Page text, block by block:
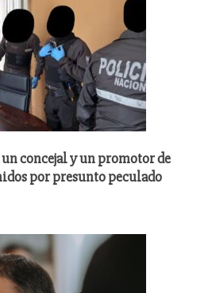
concejal y un promotor de
por presunto peculado